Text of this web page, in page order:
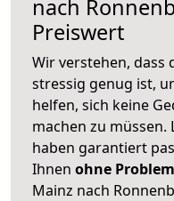
nach
Preiswert
Wir verstehen, dass
stressig genug ist,
helfen, sich keine
machen zu müssen.
haben garantiert
Ihnen ohne
Mainz nach